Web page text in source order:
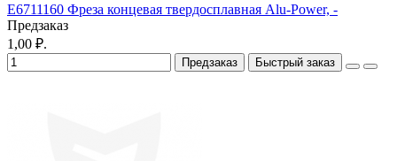
E6711160 Фреза концевая твердосплавная Alu-Power, -
Предзаказ
1,00 ₽.
Предзаказ Быстрый заказ